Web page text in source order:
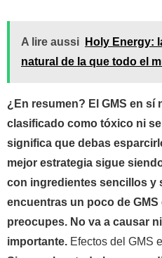
A lire aussi
Holy Energy:
natural de la que todo el
¿En resumen? El GMS en sí
clasificado como tóxico ni
significa que debas
mejor estrategia sigue
con ingredientes sencillos y
encuentras un poco de
preocupes. No va a causar
importante. Efectos del GMS